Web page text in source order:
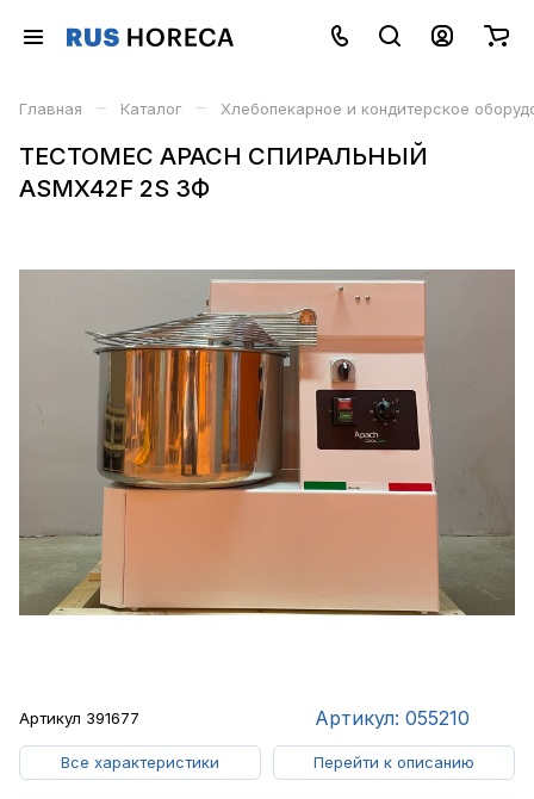
Главная – Каталог – Хлебопекарное и кондитерское
ТЕСТОМЕС APACH СПИРАЛЬНЫЙ
ASMX42F 2S 3Ф
Артикул 391677 Артикул: 055210
Все характеристики Перейти к описанию